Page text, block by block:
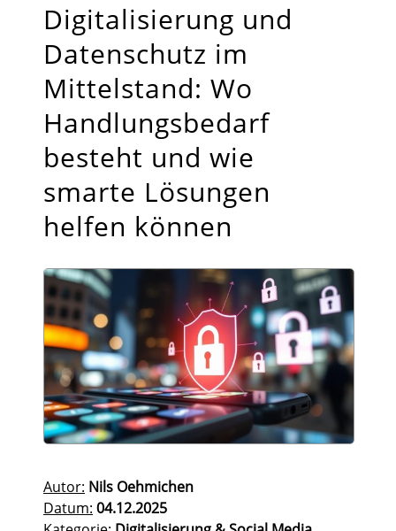
Digitalisierung und
Datenschutz im
Mittelstand: Wo
Handlungsbedarf
besteht und wie
smarte Lösungen
helfen können
Autor: Nils Oehmichen
Datum: 04.12.2025